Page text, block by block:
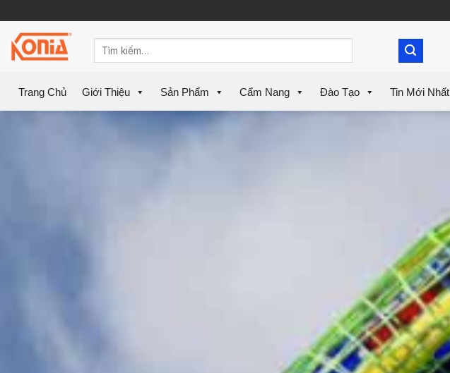
content
Trang Chủ Giới Thiệu Sản Phẩm Cẩm Nang Đào Tạo Tin Mới Nhất